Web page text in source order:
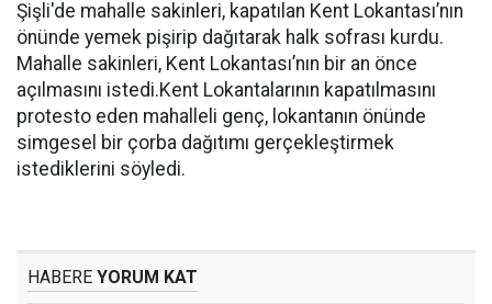
Şişli'de mahalle sakinleri, kapatılan Kent Lokantası’nın
önünde yemek pişirip dağıtarak halk sofrası kurdu.
Mahalle sakinleri, Kent Lokantası’nın bir an önce
açılmasını istedi.Kent Lokantalarının kapatılmasını
protesto eden mahalleli genç, lokantanın önünde
simgesel bir çorba dağıtımı gerçekleştirmek
istediklerini söyledi.
HABERE YORUM KAT